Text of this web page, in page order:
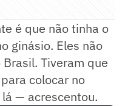
é que não tinha o
ginásio. Eles não
Tiveram que
colocar no
— acrescentou.